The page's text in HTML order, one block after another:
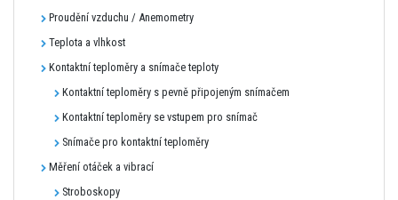
Proudění vzduchu / Anemometry
Teplota a vlhkost
Kontaktní teploměry a snímače teploty
Kontaktní teploměry s pevně připojeným snímačem
Kontaktní teploměry se vstupem pro snímač
Snímače pro kontaktní teploměry
Měření otáček a vibrací
Stroboskopy